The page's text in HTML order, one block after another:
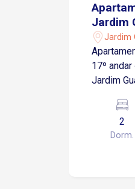
Jardim
Jardim
17º
Jardim
Sacada;
quartos,
2
Dorm.